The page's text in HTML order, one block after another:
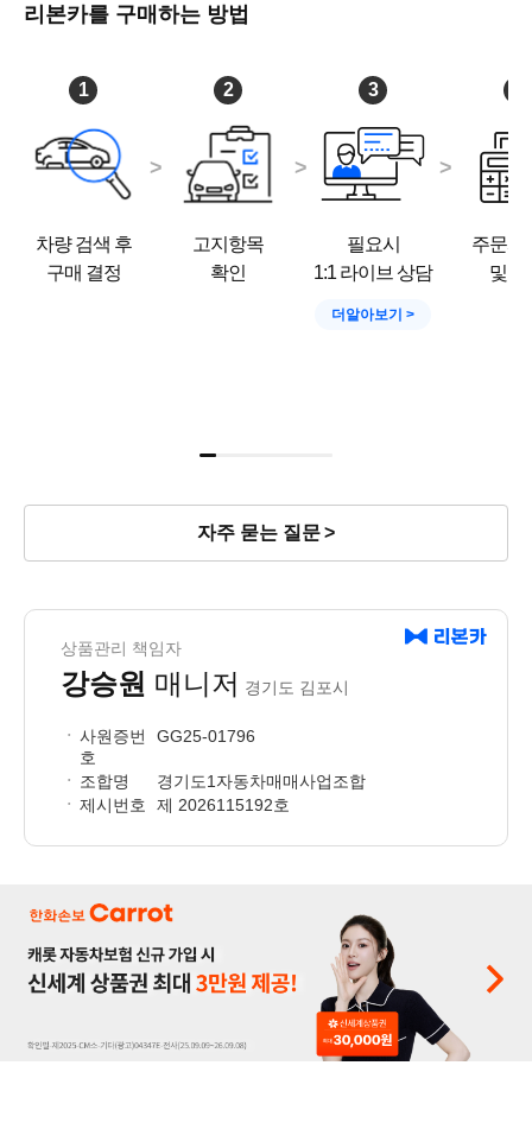
■ 오시는 길
민차매매단지 공항점)
리본카를 구매하는 방법
1
차량 검색 후
구매 결정
2
고지항목
확인
3
필요시
1:1 라이브 상담
더알아보기
주문서
및
자주 묻는 질문
상품관리 책임자
강승원 매니저 경기도 김포시
사원증번
호
GG25-01796
조합명
경기도1자동차매매사업조합
제시번호
제 2026115192호